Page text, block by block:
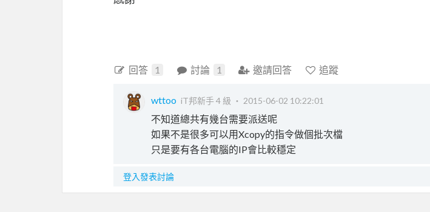
回答 1 討論 1 邀請回答 追蹤
wttoo iT邦新手 4 級 ‧ 2015-06-02 10:22:01
不知道總共有幾台需要派送呢
如果不是很多可以用Xcopy的指令做個批次檔
只是要有各台電腦的IP會比較穩定
登入發表討論